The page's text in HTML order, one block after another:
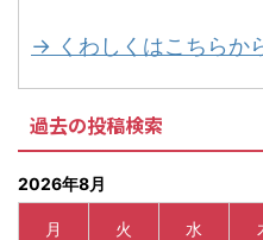
→ くわしくはこちらか
過去の投稿検索
2026年8月
月 火 水